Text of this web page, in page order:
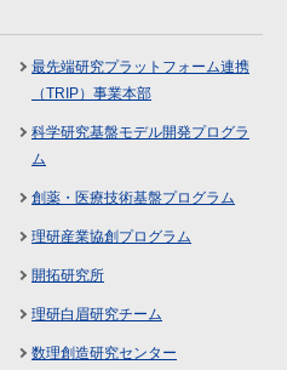
最先端研究プラットフォーム連携
（TRIP）事業本部
科学研究基盤モデル開発プログラ
ム
創薬・医療技術基盤プログラム
理研産業協創プログラム
開拓研究所
理研白眉研究チーム
数理創造研究センター